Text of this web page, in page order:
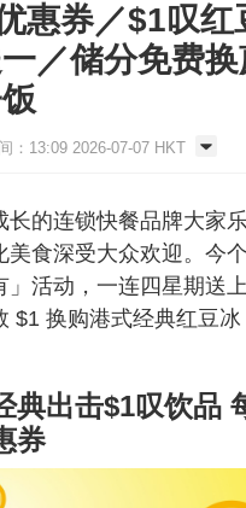
惠券／$1叹红
／储分免费换
：13:09 2026-07-07 HKT
长的连锁快餐品牌大家
美食深受大众欢迎。今
」活动，一连四星期送
$1 换购港式经典红豆
典出击$1叹饮品
券